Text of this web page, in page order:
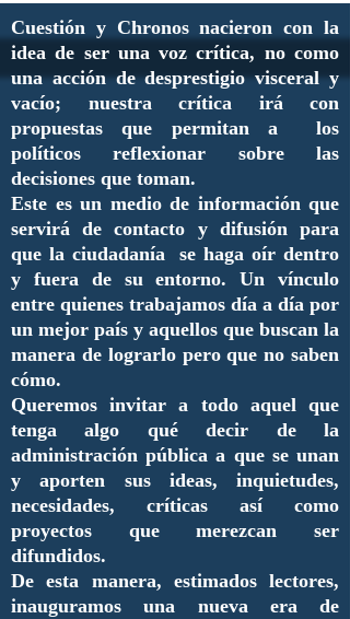
Cuestión y Chronos nacieron con la
idea de ser una voz crítica, no como
una acción de desprestigio visceral y
vacío; nuestra crítica irá con
propuestas que permitan a los
políticos reflexionar sobre las
decisiones que toman.
Este es un medio de información que
servirá de contacto y difusión para
que la ciudadanía se haga oír dentro
y fuera de su entorno. Un vínculo
entre quienes trabajamos día a día por
un mejor país y aquellos que buscan la
manera de lograrlo pero que no saben
cómo.
Queremos invitar a todo aquel que
tenga algo qué decir de la
administración pública a que se unan
y aporten sus ideas, inquietudes,
necesidades, críticas así como
proyectos que merezcan ser
difundidos.
De esta manera, estimados lectores,
inauguramos una nueva era de